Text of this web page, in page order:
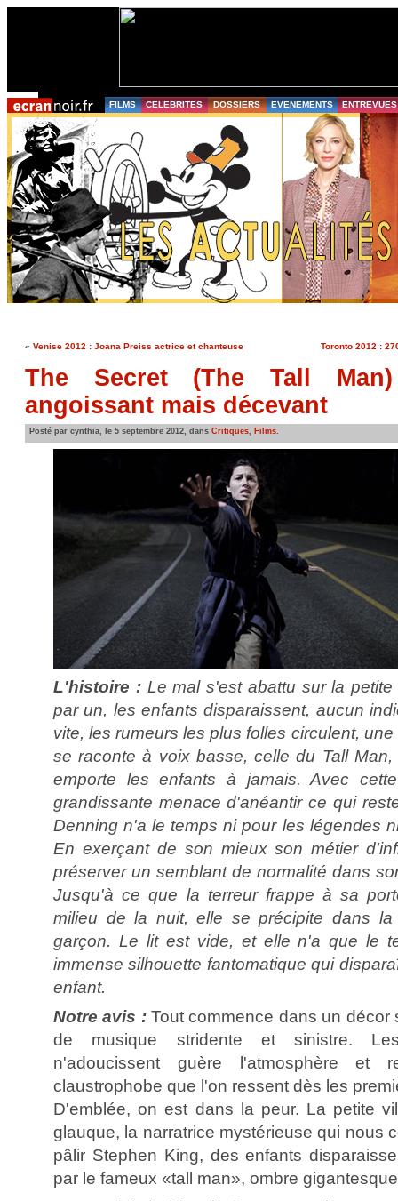
FILMS CELEBRITES DOSSIERS EVENEMENTS ENTREVUES
« Venise 2012 : Joana Preiss actrice et chanteuse Toronto 2012 :
The Secret (The Tall
angoissant mais décevant
Posté par cynthia, le 5 septembre 2012, dans Critiques, Films.
L'histoire : Le mal s'est abattu sur la
par un, les enfants disparaissent, aucun
vite, les rumeurs les plus folles circulent,
se raconte à voix basse, celle du Tall
emporte les enfants à jamais. Avec
grandissante menace d'anéantir ce qui
Denning n'a le temps ni pour les légendes
En exerçant de son mieux son métier
préserver un semblant de normalité dans
Jusqu'à ce que la terreur frappe à sa
milieu de la nuit, elle se précipite dans
garçon. Le lit est vide, et elle n'a que le
immense silhouette fantomatique qui
enfant.
Notre avis :Tout commence dans un décor
de musique stridente et sinistre.
n'adoucissent guère l'atmosphère et
claustrophobe que l'on ressent dès les
D'emblée, on est dans la peur. La petite
glauque, la narratrice mystérieuse qui nous
pâlir Stephen King, des enfants
par le fameux «tall man», ombre